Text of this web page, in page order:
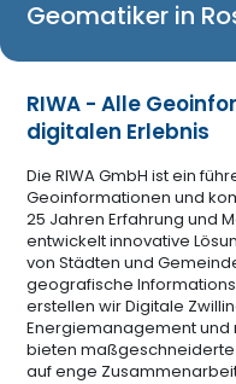
Geomatiker in
RIWA - Alle
digitalen Erlebnis
Die RIWA GmbH ist ein
Geoinformationen und
25 Jahren Erfahrung und
entwickelt innovative
von Städten und
geografische
erstellen wir Digitale
Energiemanagement und
bieten
auf enge